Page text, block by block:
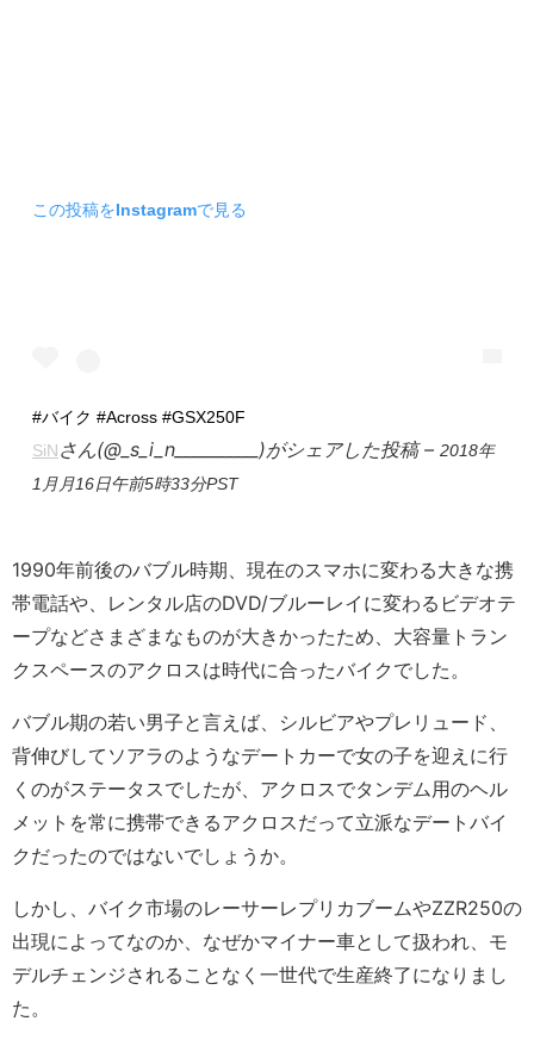
この投稿をInstagramで見る
#バイク #Across #GSX250F
SiNさん(@_s_i_n__________)がシェアした投稿 – 2018年
1月月16日午前5時33分PST
1990年前後のバブル時期、現在のスマホに変わる大きな携
帯電話や、レンタル店のDVD/ブルーレイに変わるビデオテ
ープなどさまざまなものが大きかったため、大容量トラン
クスペースのアクロスは時代に合ったバイクでした。
バブル期の若い男子と言えば、シルビアやプレリュード、
背伸びしてソアラのようなデートカーで女の子を迎えに行
くのがステータスでしたが、アクロスでタンデム用のヘル
メットを常に携帯できるアクロスだって立派なデートバイ
クだったのではないでしょうか。
しかし、バイク市場のレーサーレプリカブームやZZR250の
出現によってなのか、なぜかマイナー車として扱われ、モ
デルチェンジされることなく一世代で生産終了になりまし
た。